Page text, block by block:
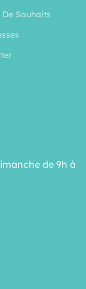
De Souhaits
de 9h à